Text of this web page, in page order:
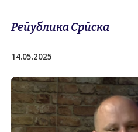
Република Српска
14.05.2025